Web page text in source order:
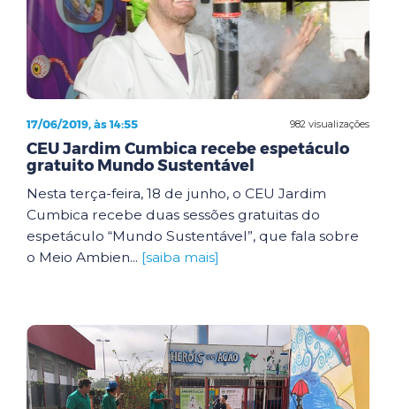
982 visualizações
17/06/2019, às 14:55
CEU Jardim Cumbica recebe espetáculo
gratuito Mundo Sustentável
Nesta terça-feira, 18 de junho, o CEU Jardim
Cumbica recebe duas sessões gratuitas do
espetáculo “Mundo Sustentável”, que fala sobre
o Meio Ambien... [saiba mais]